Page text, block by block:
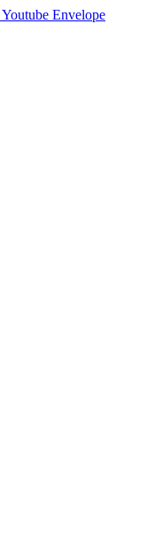
Youtube Envelope